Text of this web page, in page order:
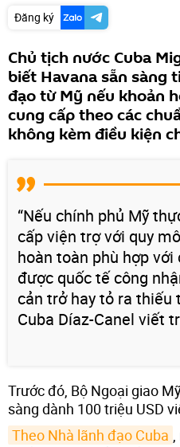
Đăng ký
Chủ tịch nước Cuba
biết Havana sẵn sàng
đạo từ Mỹ nếu khoản
cung cấp theo các
không kèm điều kiện
“Nếu chính phủ Mỹ
cấp viện trợ với quy
hoàn toàn phù hợp
được quốc tế công
cản trở hay tỏ ra thiếu
Cuba Díaz-Canel viết
Trước đó, Bộ Ngoại giao
sàng dành 100 triệu USD
Theo Nhà lãnh đạo Cuba